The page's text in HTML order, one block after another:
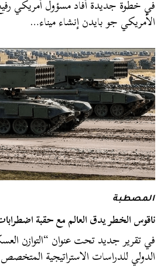
في خطوة جديدة أفاد مسؤول أمريكي
الأمريكي جو بايدن إنشاء ميناء…
المصطبة
ناقوس الخطر يدق العالم مع حقبة
في تقرير جديد تحت عنوان “التوازن
الدولي للدراسات الاستراتيجية